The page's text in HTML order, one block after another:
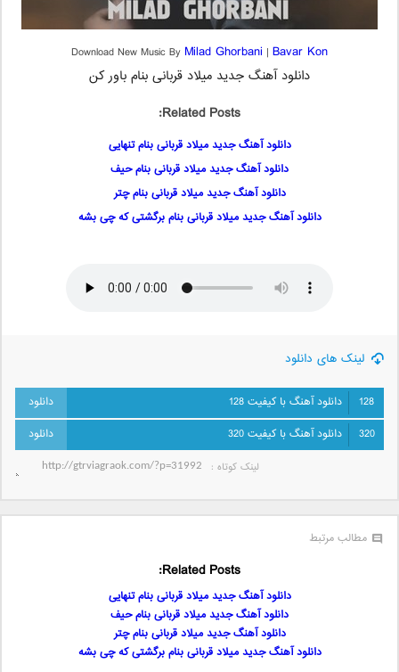
Download New Music By Milad Ghorbani | Bavar Kon
دانلود آهنگ جدید میلاد قربانی بنام باور کن
Related Posts:
دانلود آهنگ جدید میلاد قربانی بنام تنهایی
دانلود آهنگ جدید میلاد قربانی بنام حیف
دانلود آهنگ جدید میلاد قربانی بنام چتر
دانلود آهنگ جدید میلاد قربانی بنام برگشتی که چی بشه
لینک های دانلود
128
دانلود آهنگ با کیفیت 128
320
دانلود آهنگ با کیفیت 320
لینک کوتاه‌ :
مطالب مرتبط
Related Posts:
دانلود آهنگ جدید میلاد قربانی بنام تنهایی
دانلود آهنگ جدید میلاد قربانی بنام حیف
دانلود آهنگ جدید میلاد قربانی بنام چتر
دانلود آهنگ جدید میلاد قربانی بنام برگشتی که چی بشه